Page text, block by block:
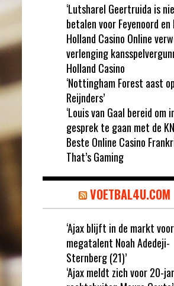
‘Lutsharel Geertruida is
betalen voor Feyenoord en
Holland Casino Online
verlenging
Holland Casino
‘Nottingham Forest aast
Reijnders’
‘Louis van Gaal bereid om
gesprek te gaan met de
Beste Online Casino
That’s Gaming
VOETBAL4U.COM
‘Ajax blijft in de markt voor
megatalent Noah Adedeji-
Sternberg (21)’
‘Ajax meldt zich voor 20-